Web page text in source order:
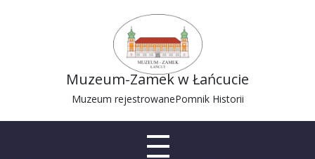
Muzeum-Zamek w Łańcucie
Muzeum rejestrowanePomnik Historii